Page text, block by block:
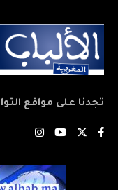
تجدنا على مواقع